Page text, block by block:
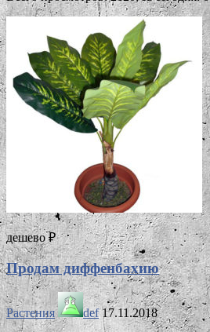
дешево ₽
Продам диффенбахию
Растения def 17.11.2018